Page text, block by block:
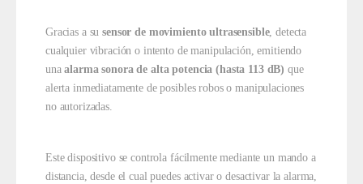
Gracias a susensor de movimiento ultrasensible, detecta
cualquier vibración o intento de manipulación, emitiendo
unaalarma sonora de alta potencia (hasta 113 dB) que
alerta inmediatamente de posibles robos o manipulaciones
no autorizadas.
Este dispositivo se controla fácilmente mediante un mando a
distancia, desde el cual puedes activar o desactivar la alarma,